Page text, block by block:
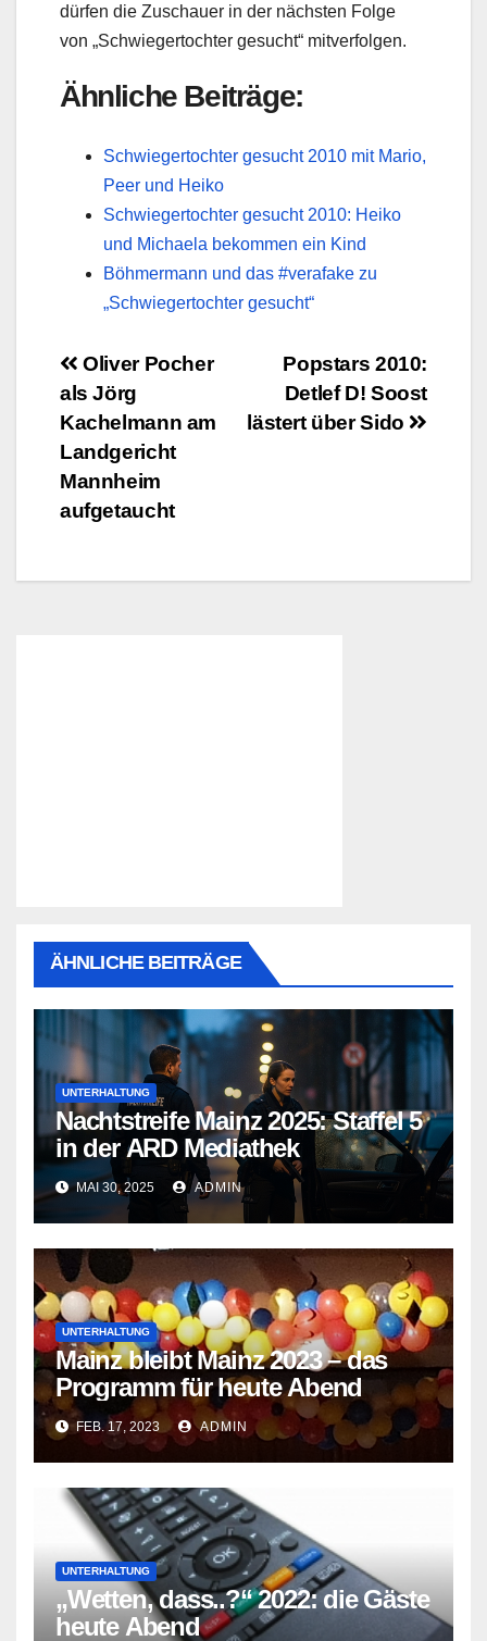
dürfen die Zuschauer in der nächsten Folge
von „Schwiegertochter gesucht“ mitverfolgen.
Ähnliche Beiträge:
Schwiegertochter gesucht 2010 mit Mario,
Peer und Heiko
Schwiegertochter gesucht 2010: Heiko
und Michaela bekommen ein Kind
Böhmermann und das #verafake zu
„Schwiegertochter gesucht“
BeitragsnavigationPopstars 2010:
Detlef D! Soost
lästert über Sido
Oliver Pocher
als Jörg
Kachelmann am
Landgericht
Mannheim
aufgetaucht
ÄHNLICHE BEITRÄGE
UNTERHALTUNG
Nachtstreife Mainz 2025: Staffel 5
in der ARD Mediathek
MAI 30, 2025 ADMIN
UNTERHALTUNG
Mainz bleibt Mainz 2023 – das
Programm für heute Abend
FEB. 17, 2023 ADMIN
UNTERHALTUNG
„Wetten, dass..?“ 2022: die Gäste
heute Abend